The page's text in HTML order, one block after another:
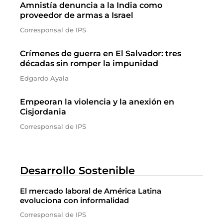
Amnistía denuncia a la India como
proveedor de armas a Israel
Corresponsal de IPS
Crímenes de guerra en El Salvador: tres
décadas sin romper la impunidad
Edgardo Ayala
Empeoran la violencia y la anexión en
Cisjordania
Corresponsal de IPS
Desarrollo Sostenible
El mercado laboral de América Latina
evoluciona con informalidad
Corresponsal de IPS